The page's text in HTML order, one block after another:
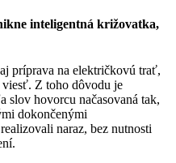
inteligentná križovatka,
príprava na električkovú trať,
Z toho dôvodu je
hovorcu načasovaná tak,
dokončenými
naraz, bez nutnosti